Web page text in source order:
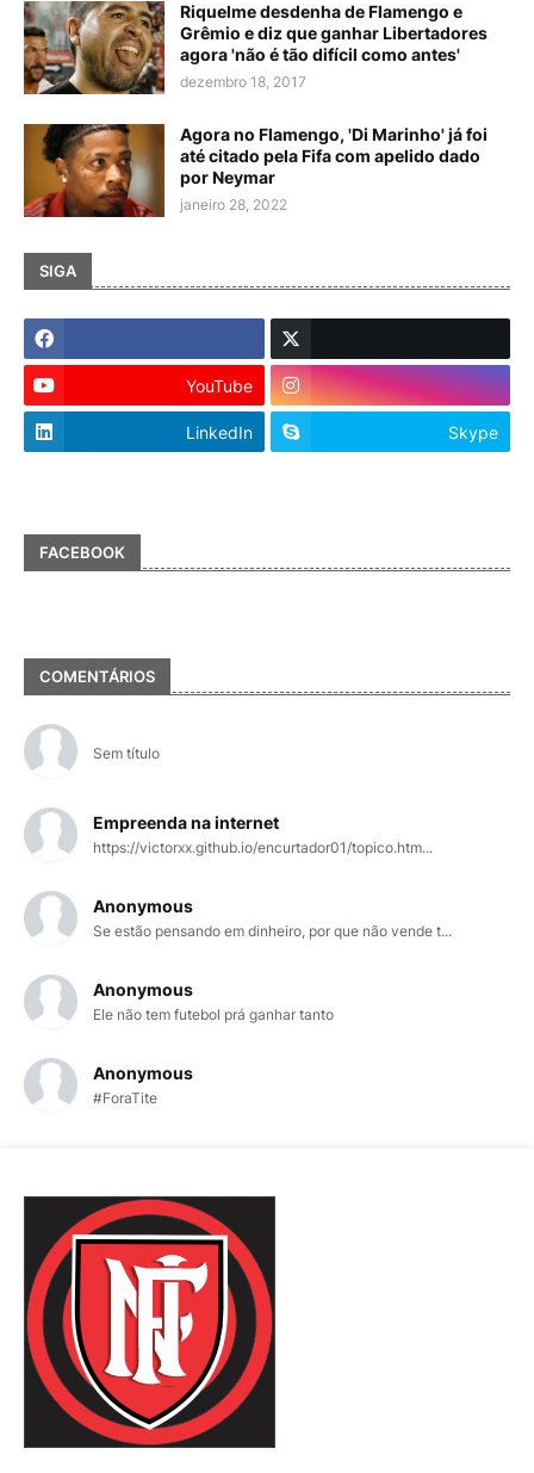
Riquelme desdenha de Flamengo e
Grêmio e diz que ganhar Libertadores
agora 'não é tão difícil como antes'
dezembro 18, 2017
Agora no Flamengo, 'Di Marinho' já foi
até citado pela Fifa com apelido dado
por Neymar
janeiro 28, 2022
SIGA
YouTube
LinkedIn Skype
FACEBOOK
COMENTÁRIOS
Sem título
Empreenda na internet
https://victorxx.github.io/encurtador01/topico.htm...
Anonymous
Se estão pensando em dinheiro, por que não vende t...
Anonymous
Ele não tem futebol prá ganhar tanto
Anonymous
#ForaTite